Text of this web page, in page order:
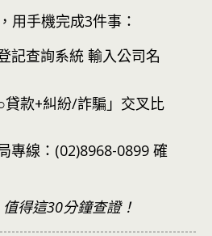
用手機完成3件事：
記查詢系統 輸入公司名
款+糾紛/詐騙」交叉比
專線：(02)8968-0899 確
得這30分鐘查證！